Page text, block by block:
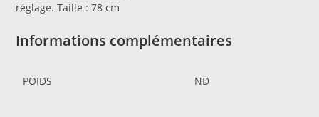
réglage. Taille : 78 cm
Informations complémentaires
POIDS ND